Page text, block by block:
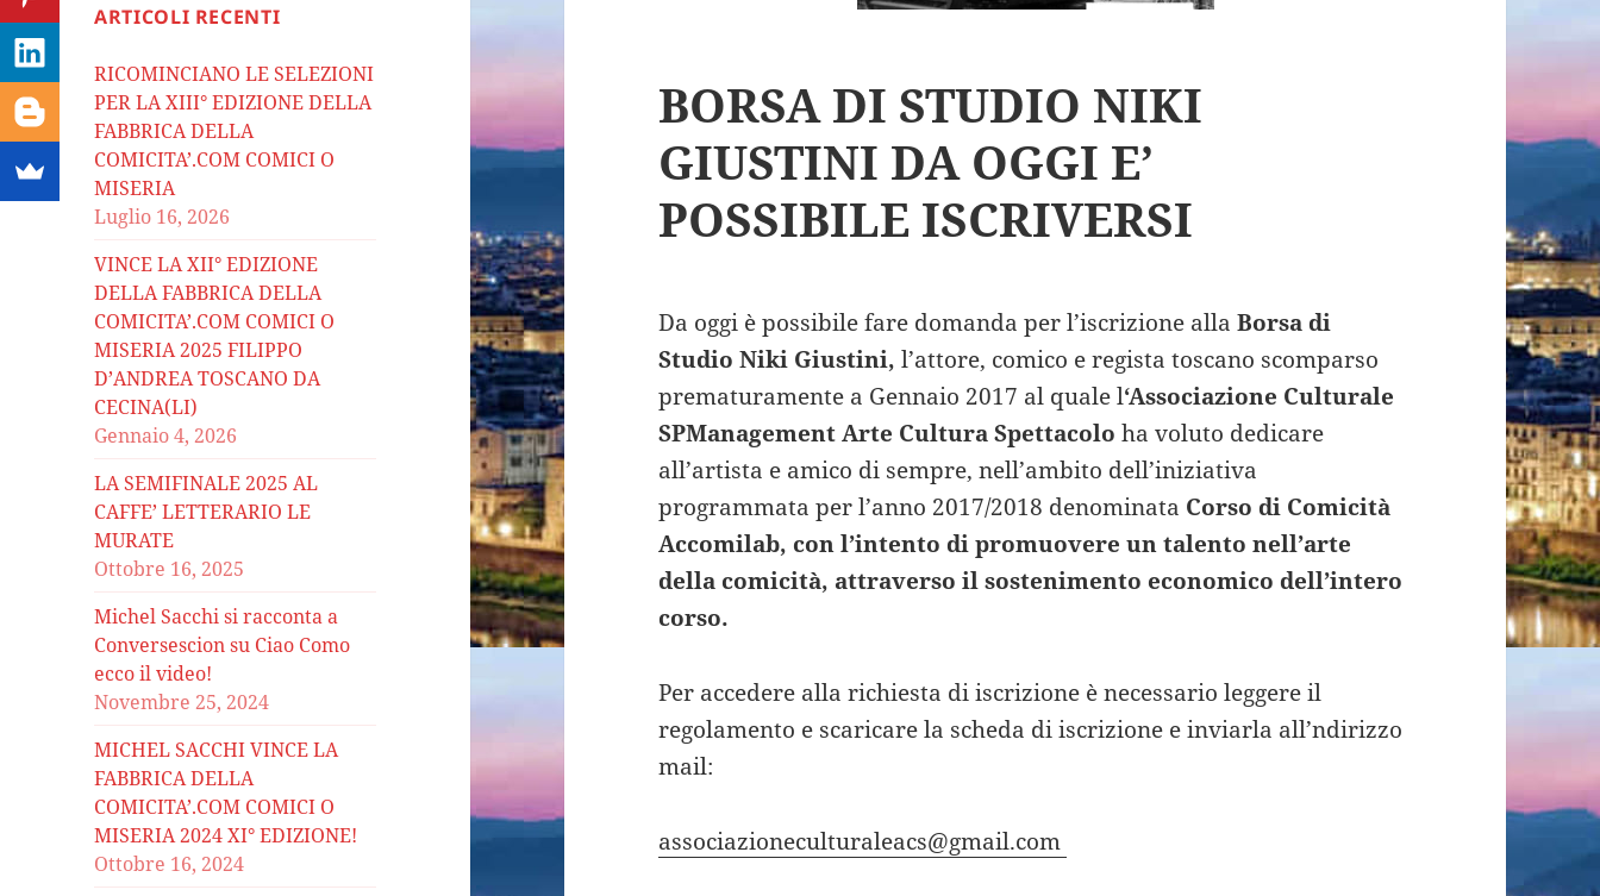
ARTICOLI RECENTI
RICOMINCIANO LE SELEZIONI
PER LA XIII° EDIZIONE DELLA
FABBRICA DELLA
COMICITA’.COM COMICI O
MISERIA
Luglio 16, 2026
VINCE LA XII° EDIZIONE
DELLA FABBRICA DELLA
COMICITA’.COM COMICI O
MISERIA 2025 FILIPPO
D’ANDREA TOSCANO DA
CECINA(LI)
Gennaio 4, 2026
LA SEMIFINALE 2025 AL
CAFFE’ LETTERARIO LE
MURATE
Ottobre 16, 2025
Michel Sacchi si racconta a
Conversescion su Ciao Como
ecco il video!
Novembre 25, 2024
MICHEL SACCHI VINCE LA
FABBRICA DELLA
COMICITA’.COM COMICI O
MISERIA 2024 XI° EDIZIONE!
Ottobre 16, 2024
BORSA DI STUDIO NIKI
GIUSTINI DA OGGI E’
POSSIBILE ISCRIVERSI
Da oggi è possibile fare domanda per l’iscrizione allaBorsa di
Studio Niki Giustini, l’attore, comico e regista toscano scomparso
prematuramente a Gennaio 2017 al quale l‘Associazione Culturale
SPManagement Arte Cultura Spettacoloha voluto dedicare
all’artista e amico di sempre, nell’ambito dell’iniziativa
programmata per l’anno 2017/2018 denominata Corso di Comicità
Accomilab, con l’intento di promuovere un talento nell’arte
della comicità, attraverso il sostenimento economico dell’intero
corso.
Per accedere alla richiesta di iscrizione è necessario leggere il
regolamento e scaricare la scheda di iscrizione e inviarla all’ndirizzo
mail:
associazioneculturaleacs@gmail.com